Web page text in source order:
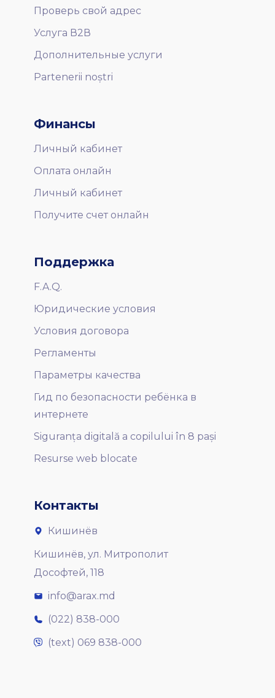
Проверь свой адрес
Услуга В2В
Дополнительные услуги
Partenerii noștri
Финансы
Личный кабинет
Оплата онлайн
Личный кабинет
Получите счет онлайн
Поддержка
F.A.Q.
Юридические условия
Условия договора
Регламенты
Параметры качества
Гид по безопасности ребёнка в
интернете
Siguranța digitală a copilului în 8 pași
Resurse web blocate
Контакты
Кишинёв
Кишинёв, ул. Митрополит
Дософтей, 118
info@arax.md
(022) 838-000
(text) 069 838-000